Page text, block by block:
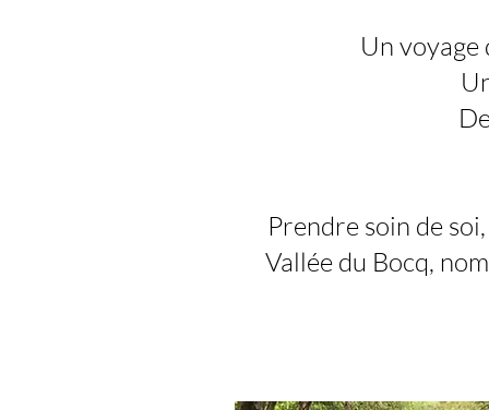
Un
Prendre soin de
Vallée du Bocq,